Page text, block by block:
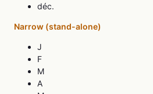
déc.
Narrow (stand-alone)
J
F
M
A